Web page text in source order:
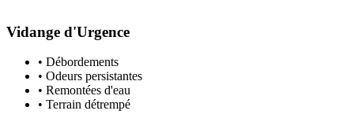
Vidange d'Urgence
• Débordements
• Odeurs persistantes
• Remontées d'eau
• Terrain détrempé